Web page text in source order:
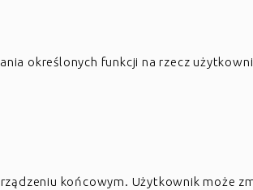
określonych funkcji na rzecz
końcowym. Użytkownik może